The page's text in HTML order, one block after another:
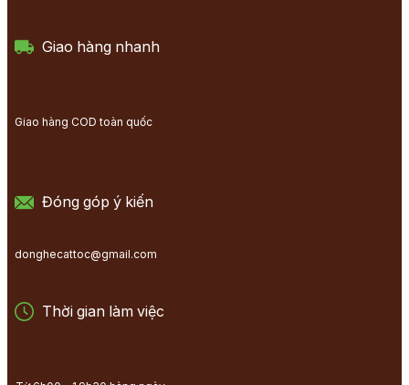
Giao hàng nhanh
Giao hàng COD toàn quốc
Đóng góp ý kiến
donghecattoc@gmail.com
Thời gian làm việc